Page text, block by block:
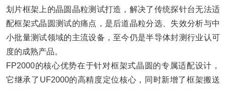
划片框架上的晶圆晶粒测试打造，解决了传统探针台无法适
配框架式晶圆测试的痛点，是后道晶粒分选、失效分析与中
小批量测试领域的主流设备，至今仍是半导体封测行业认可
度的成熟产品。
FP2000的核心优势在于针对框架式晶圆的专属适配设计，
它继承了UF2000的高精度定位核心，同时新增了框架搬送